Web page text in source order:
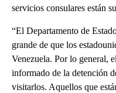
servicios consulares están
“El Departamento de
grande de que los
Venezuela. Por lo general,
informado de la detención
visitarlos. Aquellos que